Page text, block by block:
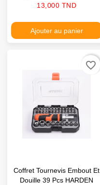
Prix
13,000 TND
Ajouter au panier
Coffret Tournevis Embout Et
Douille 39 Pcs HARDEN
favorite_border